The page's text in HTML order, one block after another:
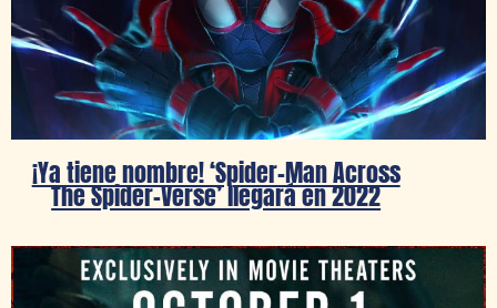
¡Ya tiene nombre! ‘Spider-Man Across
The Spider-Verse’ llegará en 2022